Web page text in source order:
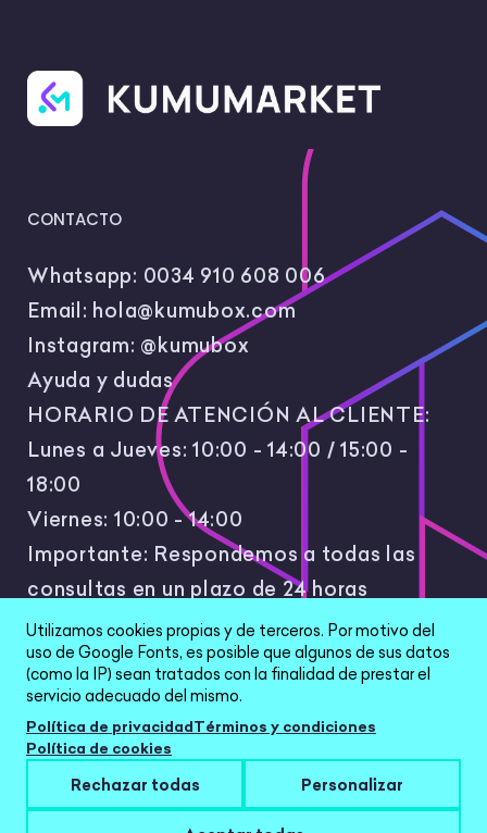
CONTACTO
Whatsapp: 0034 910 608 006
Email: hola@kumubox.com
Instagram: @kumubox
Ayuda y dudas
HORARIO DE ATENCIÓN AL CLIENTE:
Lunes a Jueves: 10:00 - 14:00 / 15:00 -
18:00
Viernes: 10:00 - 14:00
Importante: Respondemos a todas las
consultas en un plazo de 24 horas
laborales.
All Rights Reserved © 2026 |Política de
privacidad|Términos y condiciones|Aviso Legal
Configurar cookies
Utilizamos cookies propias y de terceros. Por motivo del
uso de Google Fonts, es posible que algunos de sus datos
(como la IP) sean tratados con la finalidad de prestar el
servicio adecuado del mismo.
Política de privacidadTérminos y condiciones
Política de cookies
Rechazar todas Personalizar